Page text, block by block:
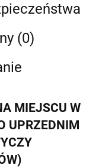
(0)
MIEJSCU W
UPRZEDNIM